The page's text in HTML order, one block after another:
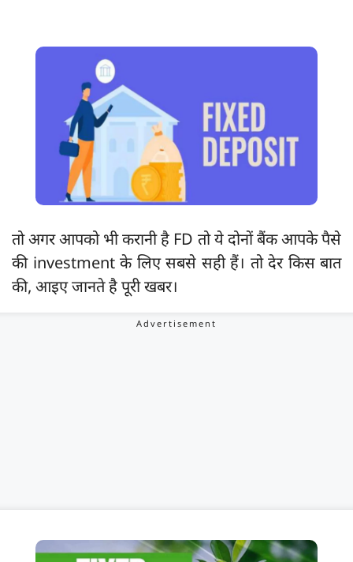
तो अगर आपको भी करानी है FD तो ये दोनों बैंक आपके पैसे
की investment के लिए सबसे सही हैं। तो देर किस बात
की, आइए जानते है पूरी खबर।